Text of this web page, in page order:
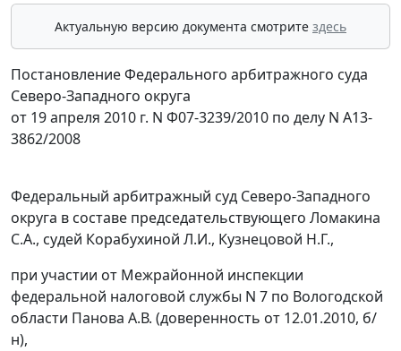
Актуальную версию документа смотрите здесь
Постановление Федерального арбитражного суда
Северо-Западного округа
от 19 апреля 2010 г. N Ф07-3239/2010 по делу N А13-
3862/2008
Федеральный арбитражный суд Северо-Западного
округа в составе председательствующего Ломакина
С.А., судей Корабухиной Л.И., Кузнецовой Н.Г.,
при участии от Межрайонной инспекции
федеральной налоговой службы N 7 по Вологодской
области Панова А.В. (доверенность от 12.01.2010, б/
н),